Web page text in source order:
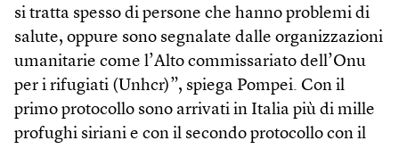
si tratta spesso di persone che hanno problemi di
salute, oppure sono segnalate dalle organizzazioni
umanitarie come l’Alto commissariato dell’Onu
per i rifugiati (Unhcr)”, spiega Pompei. Con il
primo protocollo sono arrivati in Italia più di mille
profughi siriani e con il secondo protocollo con il